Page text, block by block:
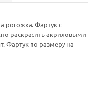
рогожка. Фартук с
раскрасить акриловыми
Фартук по размеру на